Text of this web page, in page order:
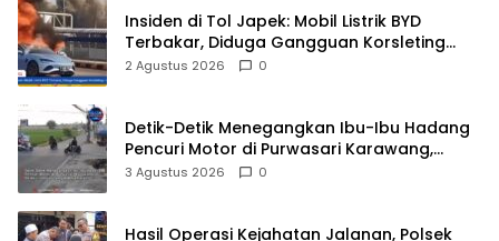
Insiden di Tol Japek: Mobil Listrik BYD
Terbakar, Diduga Gangguan Korsleting
Listrik
2 Agustus 2026 0
Detik-Detik Menegangkan Ibu-Ibu Hadang
Pencuri Motor di Purwasari Karawang,
Pelaku Lolos di Tengah Keramaian!
3 Agustus 2026 0
Hasil Operasi Kejahatan Jalanan, Polsek